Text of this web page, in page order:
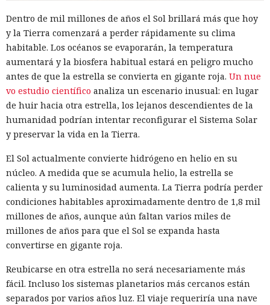
El comité
que la infraestructura conservada pudo
haber dado a estructuras chinas la capacidad de observar
tráfico sensible, ayudar a mantener servidores maliciosos y
crear condiciones para desviar datos. La investigación no
presenta pruebas directas de la participación de empleados
de los operadores en ciberataques.
Los autores prestaron atención especial a la campaña Salt
Typhoon, que se reveló en 2024 tras los hackeos a grandes
empresas de telecomunicaciones. La red China Mobile
International apareció al menos 192 veces en rutas hacia 58
grupos de direcciones que la CISA vinculó con servidores de
los atacantes.
El comité no afirma que China Mobile conociera la
operación o ayudara a los atacantes. Los datos de
enrutamiento solo muestran que las conexiones de red
conservadas pudieron mantener la disponibilidad de la
infraestructura Salt Typhoon mientras especialistas
estadounidenses intentaban neutralizarla.
Dentro de mil millones de años el Sol brillará más que hoy
y la Tierra comenzará a perder rápidamente su clima
habitable. Los océanos se evaporarán, la temperatura
aumentará y la biosfera habitual estará en peligro mucho
antes de que la estrella se convierta en gigante roja. Un nue
vo estudio científico analiza un escenario inusual: en lugar
de huir hacia otra estrella, los lejanos descendientes de la
humanidad podrían intentar reconfigurar el Sistema Solar
y preservar la vida en la Tierra.
El Sol actualmente convierte hidrógeno en helio en su
núcleo. A medida que se acumula helio, la estrella se
calienta y su luminosidad aumenta. La Tierra podría perder
condiciones habitables aproximadamente dentro de 1,8 mil
millones de años, aunque aún faltan varios miles de
millones de años para que el Sol se expanda hasta
convertirse en gigante roja.
Reubicarse en otra estrella no será necesariamente más
fácil. Incluso los sistemas planetarios más cercanos están
separados por varios años luz. El viaje requeriría una nave